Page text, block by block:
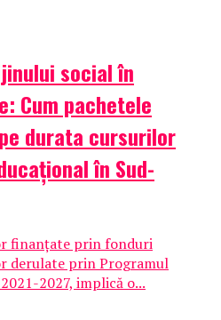
social în
Cum pachetele
durata cursurilor
în Sud-
finanțate prin fonduri
derulate prin Programul
2027, implică o...